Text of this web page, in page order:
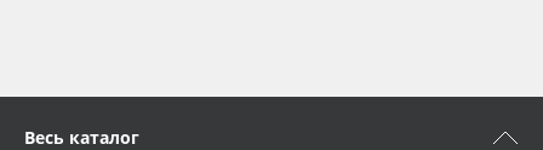
Весь каталог